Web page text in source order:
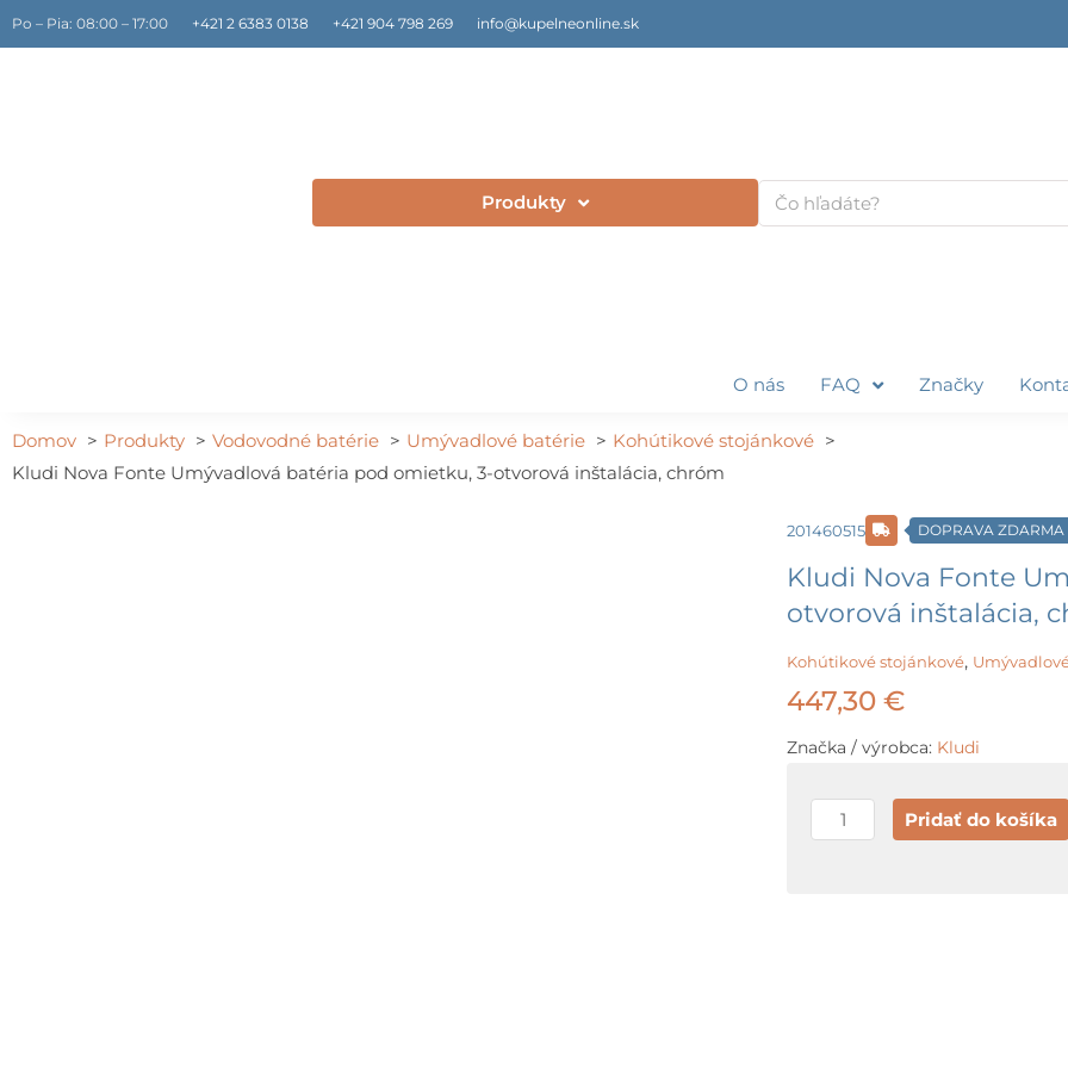
Preskočiť
na
Po – Pia: 08:00 – 17:00 +421 2 6383 0138 +421 904 798 269 info@kupelneonline.sk
Produkty Vyhľadať
O nás FAQ Značky
Domov Produkty Vodovodné batérie Umývadlové batérie
Kohútikové stojánkové
Kludi Nova Fonte Umývadlová batéria pod omietku, 3-otvorová inštalácia, chróm
201460515 DOPRAVA ZDARMA
Kludi Nova Fonte
otvorová inštalácia,
Kohútikové stojánkové,
447,30 €
Značka / výrobca: Kludi
množstvo
Kludi
Pridať do košíka